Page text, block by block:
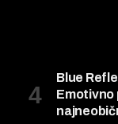
Blue
Emotivno